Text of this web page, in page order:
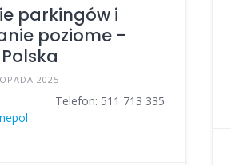
parkingów i
poziome -
2025
Telefon: 511 713 335